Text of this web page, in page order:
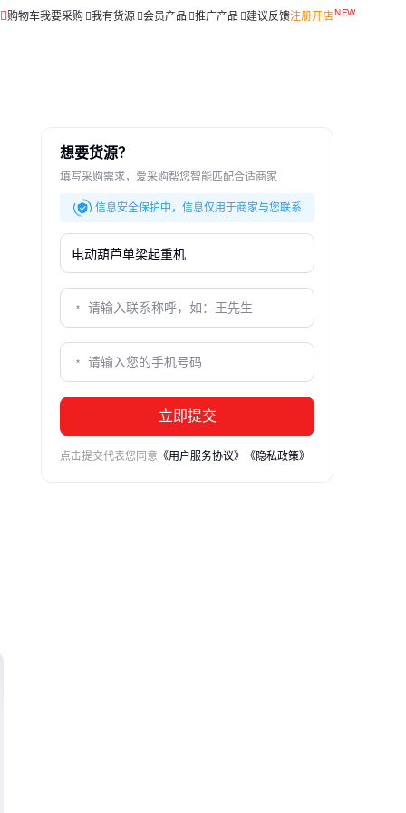
购物车我要采购 我有货源 会员产品 推广产品 建议反馈注册开店
想要货源？
填写采购需求，爱采购帮您智能匹配合适商家
信息安全保护中，信息仅用于商家与您联系
立即提交
点击提交代表您同意 《用户服务协议》 《隐私政策》